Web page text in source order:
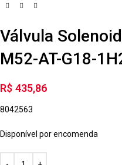
Válvula
M52-AT-G18-
R$ 435,86
8042563
Disponível por encomenda